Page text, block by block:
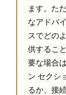
ます⁠。た
なアドバ
スでどの
供するこ
要な場合は⁠
ン セクシ⁠
るか⁠、接